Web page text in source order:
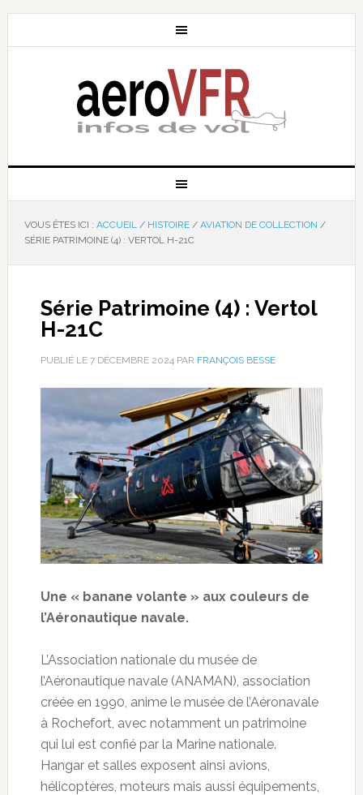
VOUS ÊTES ICI : ACCUEIL / HISTOIRE / AVIATION DE COLLECTION /
SÉRIE PATRIMOINE (4) : VERTOL H-21C
Série Patrimoine (4) : Vertol
H-21C
PUBLIÉ LE 7 DÉCEMBRE 2024PAR FRANÇOIS BESSE
Une « banane volante » aux couleurs de
l’Aéronautique navale.
L’Association nationale du musée de
l’Aéronautique navale (ANAMAN), association
créée en 1990, anime le musée de l’Aéronavale
à Rochefort, avec notamment un patrimoine
qui lui est confié par la Marine nationale.
Hangar et salles exposent ainsi avions,
hélicoptères, moteurs mais aussi équipements,